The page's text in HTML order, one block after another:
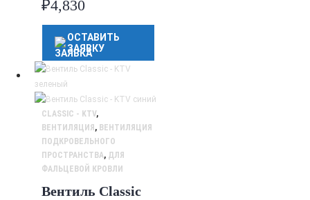
₽4,830
ОСТАВИТЬ
ЗАЯВКУ
CLASSIC - KTV,
ВЕНТИЛЯЦИЯ , ВЕНТИЛЯЦИЯ
ПОДКРОВЕЛЬНОГО
ПРОСТРАНСТВА, ДЛЯ
ФАЛЬЦЕВОЙ КРОВЛИ
Вентиль Classic